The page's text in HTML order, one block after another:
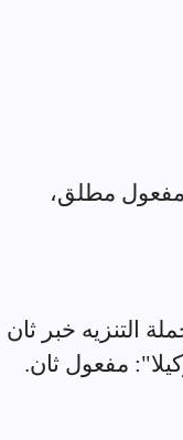
(4)، "تبتيلا": نائب مفعول مطلق،
التنزيه خبر ثان
مفعول ثان.